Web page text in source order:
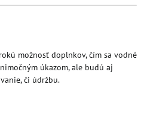
možnosť doplnkov, čím sa vodné
úkazom, ale budú aj
či údržbu.